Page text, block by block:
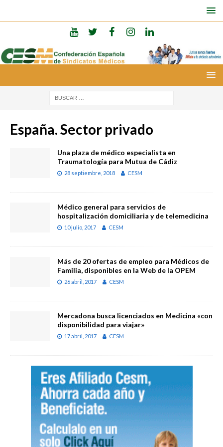
España. Sector privado
Una plaza de médico especialista en
Traumatología para Mutua de Cádiz
28 septiembre, 2018 CESM
Médico general para servicios de
hospitalización domiciliaria y de telemedicina
10 julio, 2017 CESM
Más de 20 ofertas de empleo para Médicos de
Familia, disponibles en la Web de la OPEM
26 abril, 2017 CESM
Mercadona busca licenciados en Medicina «con
disponibilidad para viajar»
17 abril, 2017 CESM